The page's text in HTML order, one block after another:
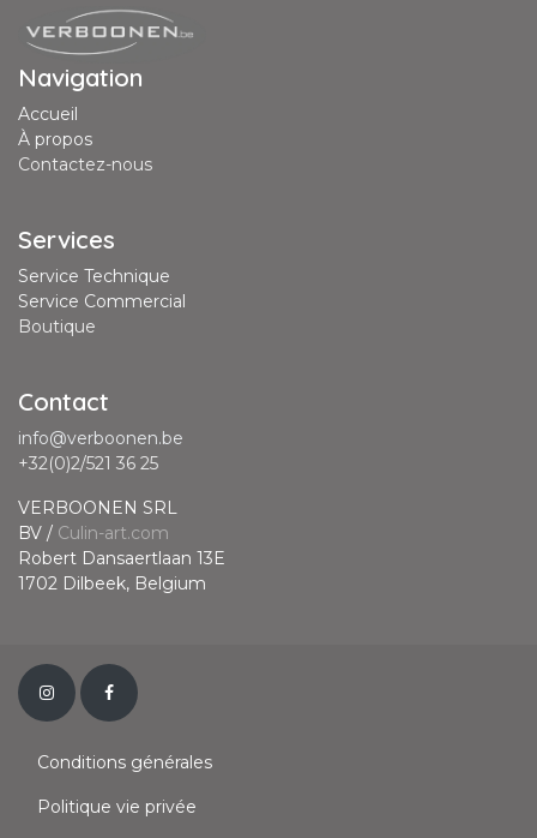
Navigation
Accueil
À propos
Contactez-nous
Services
Service Technique
Service Commercial
Boutique
Contact
info@verboonen.be
+32(0)2/521 36 25
VERBOONEN SRL
BV / Culin-art.com
Robert Dansaertlaan 13E
1702 Dilbeek, Belgium
Conditions générales
Politique vie privée